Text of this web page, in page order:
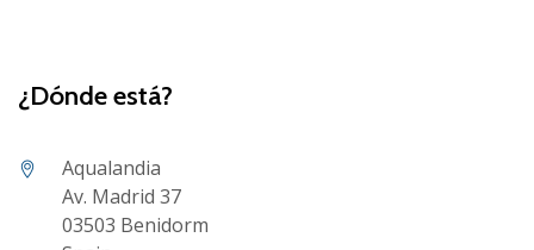
¿Dónde está?
Aqualandia
Av. Madrid 37
03503 Benidorm